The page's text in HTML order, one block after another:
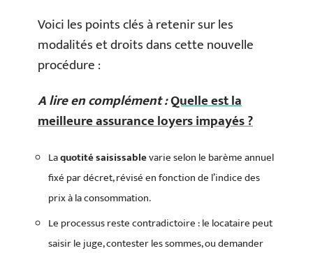
Voici les points clés à retenir sur les
modalités et droits dans cette nouvelle
procédure :
A lire en complément :Quelle est la
meilleure assurance loyers impayés ?
Laquotité saisissablevarie selon le barème annuel
fixé par décret, révisé en fonction de l’indice des
prix à la consommation.
Le processus reste contradictoire : le locataire peut
saisir le juge, contester les sommes, ou demander